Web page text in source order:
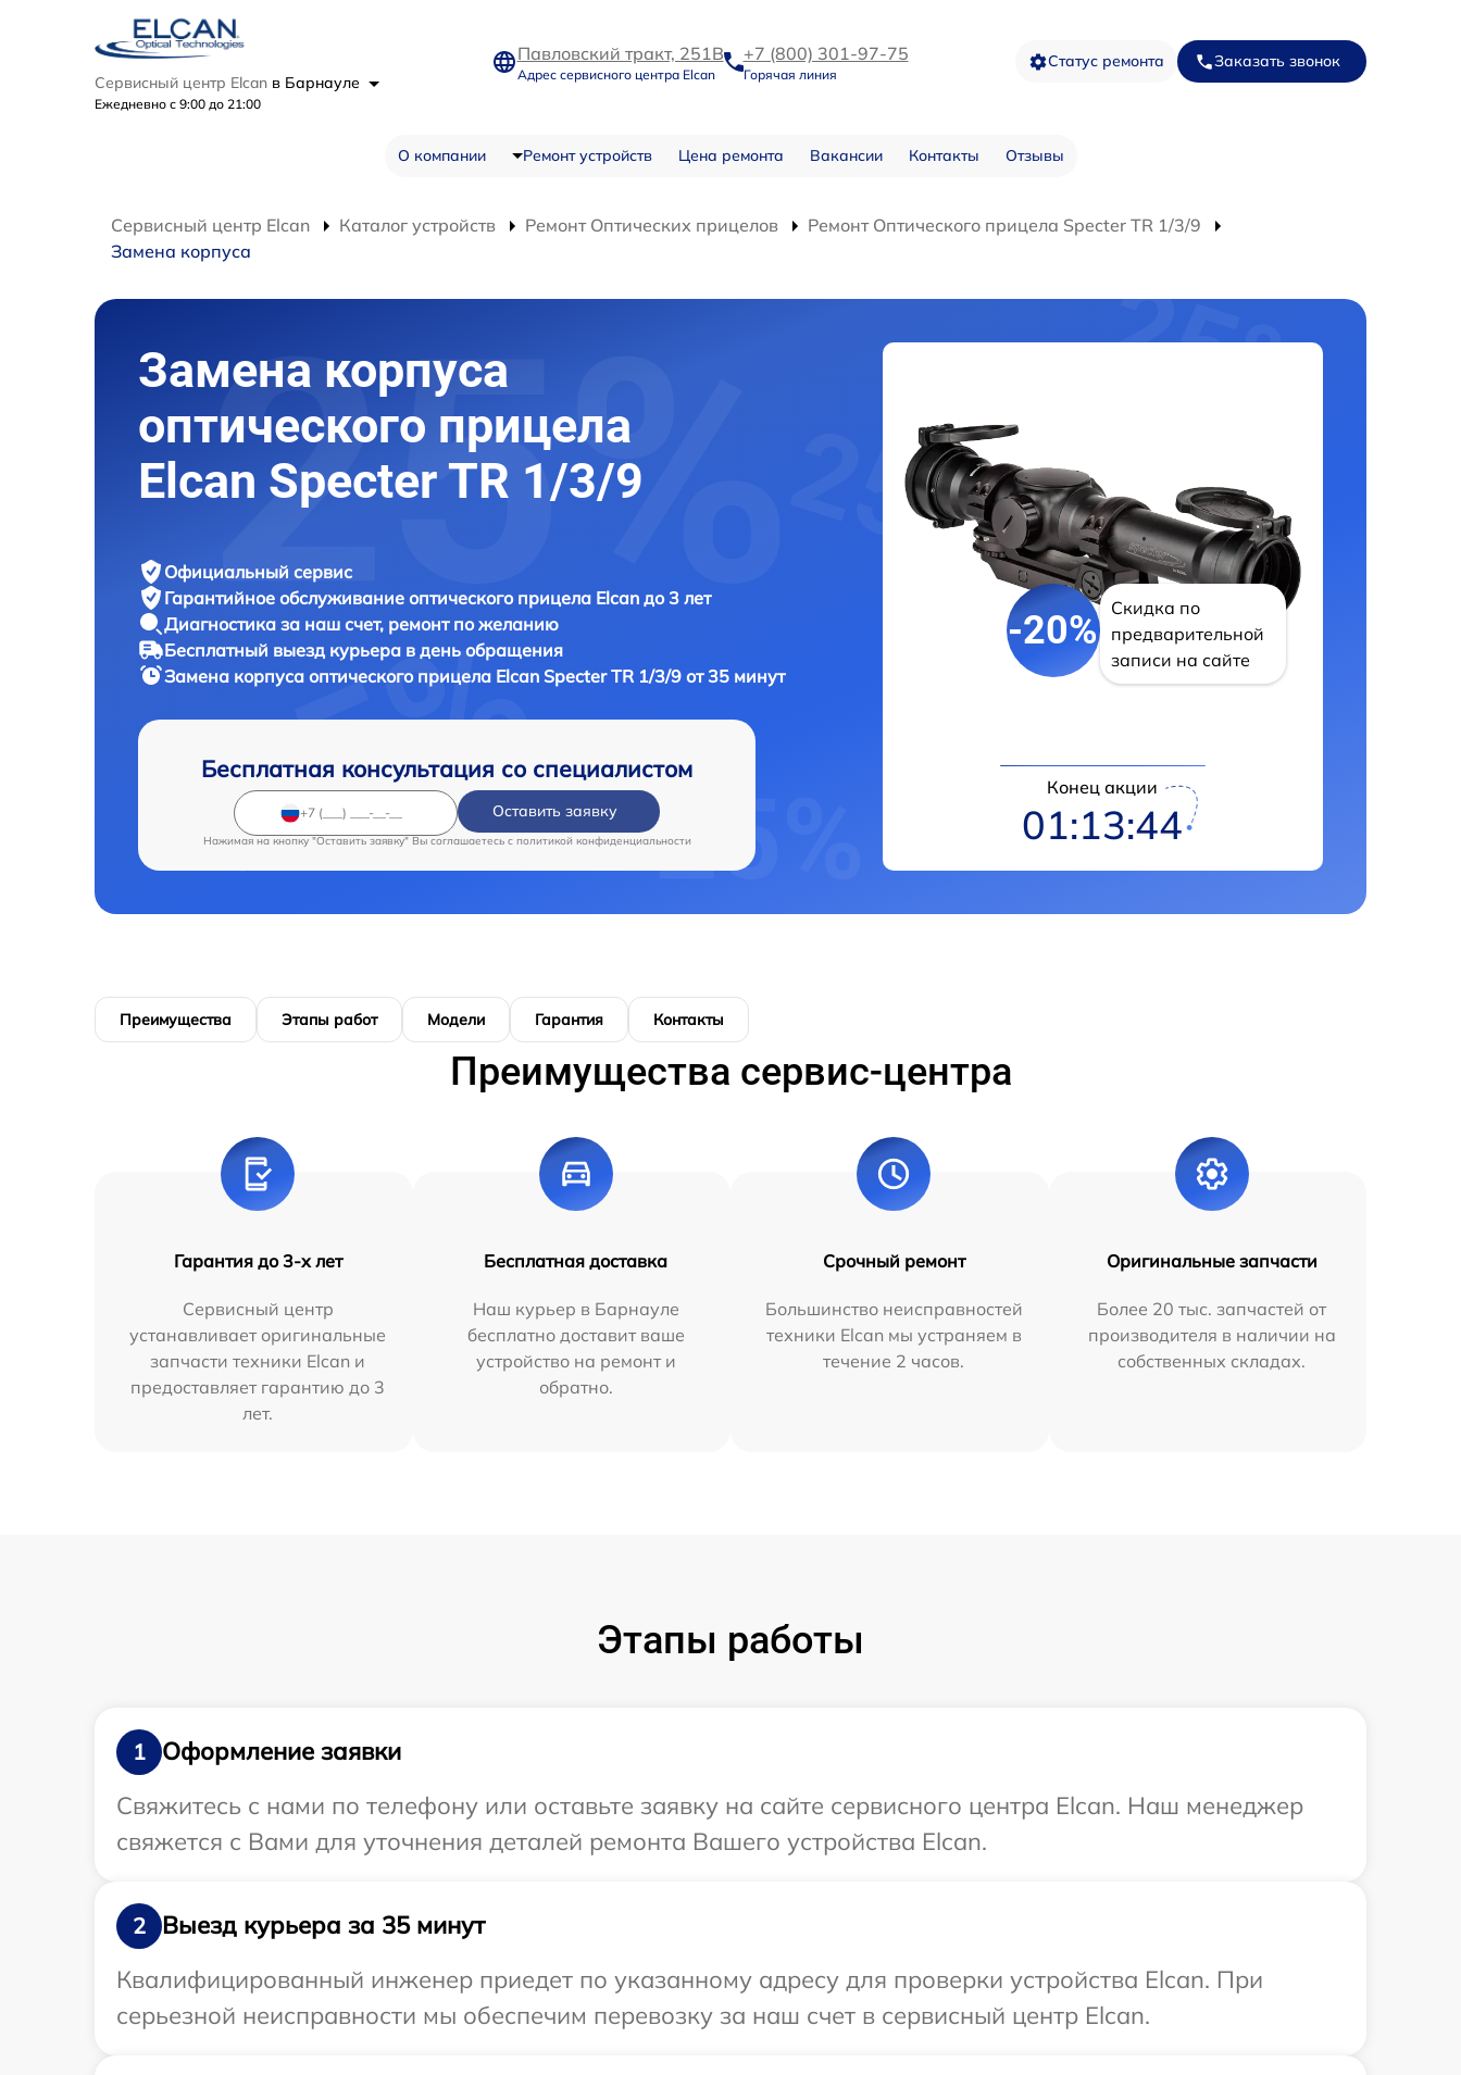
Сервисный центр Elcan в Барнауле
Ежедневно с 9:00 до 21:00
Павловский тракт, 251В
Адрес сервисного центра Elcan
+7 (800) 301-97-75
Горячая линия
Статус ремонта Заказать звонок
О компании Ремонт устройств Цена ремонта Вакансии Контакты Отзывы
Сервисный центр Elcan Каталог устройств Ремонт Оптических прицелов
Ремонт Оптического прицела Specter TR 1/3/9
Замена корпуса
Замена корпуса
оптического прицела
Elcan Specter TR 1/3/9
Официальный сервис
Гарантийное обслуживание оптического прицела Elcan до 3 лет
Диагностика за наш счет, ремонт по желанию
Бесплатный выезд курьера в день обращения
Замена корпуса оптического прицела Elcan Specter TR 1/3/9 от 35 минут
Бесплатная консультация со специалистом
Оставить заявку
Нажимая на кнопку "Оставить заявку" Вы соглашаетесь c политикой конфиденциальности
-20%
Скидка по
предварительной
записи на сайте
Конец акции
01:13:43
Преимущества Этапы работ Модели Гарантия Контакты
Преимущества сервис-центра
Гарантия до 3-х лет
Сервисный центр
устанавливает оригинальные
запчасти техники Elcan и
предоставляет гарантию до 3
лет.
Бесплатная доставка
Наш курьер в Барнауле
бесплатно доставит ваше
устройство на ремонт и
обратно.
Срочный ремонт
Большинство неисправностей
техники Elcan мы устраняем в
течение 2 часов.
Оригинальные запчасти
Более 20 тыс. запчастей от
производителя в наличии на
собственных складах.
Этапы работы
1
Оформление заявки
Свяжитесь с нами по телефону или оставьте заявку на сайте сервисного центра Elcan. Наш менеджер
свяжется с Вами для уточнения деталей ремонта Вашего устройства Elcan.
2
Выезд курьера за 35 минут
Квалифицированный инженер приедет по указанному адресу для проверки устройства Elcan. При
серьезной неисправности мы обеспечим перевозку за наш счет в сервисный центр Elcan.